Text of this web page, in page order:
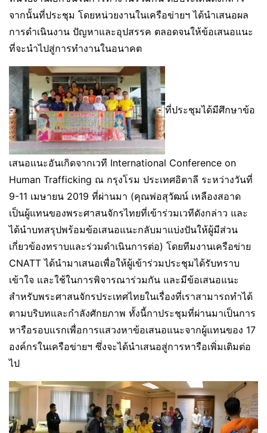
จากนั้นที่ประชุม โดยหน่วยงานในเครือข่ายฯ ได้นำเสนอผล
การดำเนินงาน ปัญหาและอุปสรรค ตลอดจนให้ข้อเสนอแนะ
ที่จะนำไปสู่การทำงานในอนาคต
ที่ประชุมได้มีศึกษาข้อ
เสนอแนะอันเกิดจากเวที International Conference on
Human Trafficking ณ กรุงโรม ประเทศอิตาลี ระหว่างวันที่
9-11 เมษายน 2019 ที่ผ่านมา (คุณพ่อสุวัฒน์ เหลืองสอาด
เป็นผู้แทนของพระศาสนจักรไทยที่เข้าร่วมเวทีดังกล่าว และ
ได้นำบทสรุปพร้อมข้อเสนอแนะกลับมาแบ่งปันให้ผู้มีส่วน
เกี่ยวข้องทราบและร่วมดำเนินการต่อ) โดยทีมงานเครือข่าย
CNATT ได้นำมาเสนอเพื่อให้ผู้เข้าร่วมประชุมได้รับทราบ
เข้าใจ และใช้ในการพิจารณาร่วมกัน และมีข้อเสนอแนะ
สำหรับพระศาสนจักรประเทศไทยในเรื่องที่เราสามารถทำได้
ตามบริบทและกำลังศักยภาพ ทั้งนี้กาประชุมที่ผ่านมาเป็นการ
หารือรอบแรกเพื่อการแสวงหาข้อเสนอแนะจากผู้แทนของ 17
องค์กรในเครือข่ายฯ ซึ่งจะได้นำเสนอสู่การหารือเพิ่มเติมต่อ
ไป